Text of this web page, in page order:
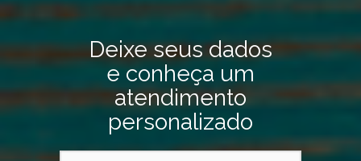
Deixe seus dados
e conheça um
atendimento
personalizado